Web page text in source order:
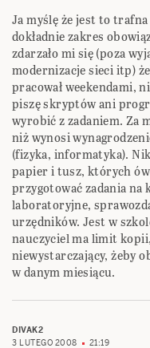
Ja myślę że jest to
dokładnie zakres
zdarzało mi się (poza
modernizacje sieci itp)
pracował weekendami,
piszę skryptów ani
wyrobić z zadaniem. Za
niż wynosi
(fizyka, informatyka).
papier i tusz, których
przygotować zadania
laboratoryjne,
urzędników. Jest w
nauczyciel ma limit
niewystarczający, żeby
w danym miesiącu.
DIVAK2
3 LUTEGO 2008
21:19